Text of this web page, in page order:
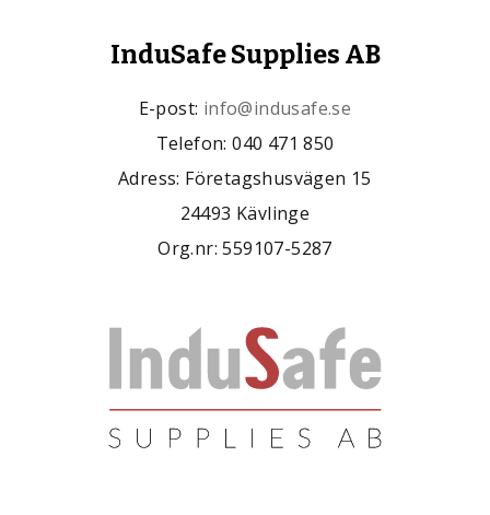
InduSafe Supplies AB
E-post: info@indusafe.se
Telefon: 040 471 850
Adress: Företagshusvägen 15
24493 Kävlinge
Org.nr: 559107-5287